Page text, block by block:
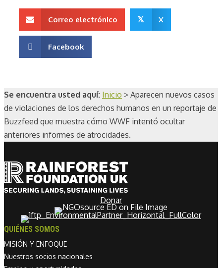
Correo electrónico 𝕏 X
Facebook
Se encuentra usted aquí: Inicio > Aparecen nuevos casos
de violaciones de los derechos humanos en un reportaje de
Buzzfeed que muestra cómo WWF intentó ocultar
anteriores informes de atrocidades.
Donar
QUIÉNES SOMOS
MISIÓN Y ENFOQUE
Nuestros socios nacionales